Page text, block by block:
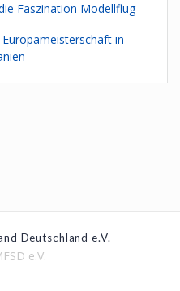
Faszination Modellflug
in
Deutschland e.V.
e.V.